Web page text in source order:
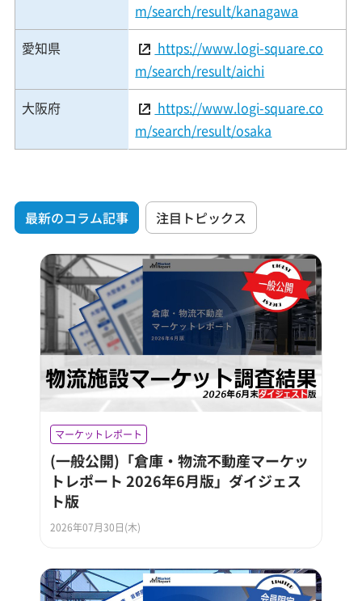
m/search/result/kanagawa
愛知県
https://www.logi-square.co
m/search/result/aichi
大阪府
https://www.logi-square.co
m/search/result/osaka
最新のコラム記事 注目トピックス
マーケットレポート
(一般公開)「倉庫・物流不動産マーケッ
トレポート 2026年6月版」ダイジェス
ト版
2026年07月30日(木)